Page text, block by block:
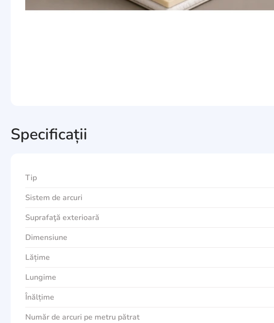
Specificații
Tip
Sistem de arcuri
Suprafaţă exterioară
Dimensiune
Lățime
Lungime
Înălțime
Număr de arcuri pe metru pătrat